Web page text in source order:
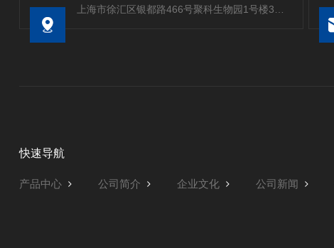
快速导航
产品中心 公司简介 企业文化 公司新闻